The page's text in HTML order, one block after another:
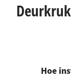
Hoe